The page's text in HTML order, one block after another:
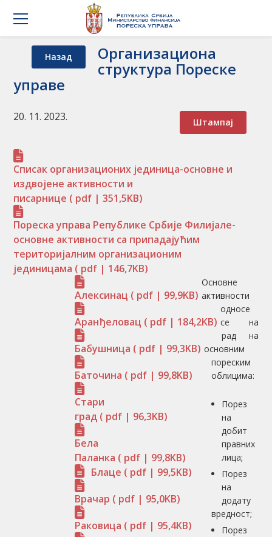
Назад Организациона
структура Пореске
управе
Штампај
20. 11. 2023.
Списак организационих јединица-основне и
издвојене активности и
писарнице ( pdf | 351,5KB)
Пореска управа Републике Србије Филијале-
основне активности са припадајућим
територијалним организационим
јединицама ( pdf | 146,7KB)
Алексинац ( pdf | 99,9KB)
Аранђеловац ( pdf | 184,2KB)
Бабушница ( pdf | 99,3KB)
Баточина ( pdf | 99,8KB)
Стари
град ( pdf | 96,3KB)
Бела
Паланка ( pdf | 99,8KB)
Блаце ( pdf | 99,5KB)
Врачар ( pdf | 95,0KB)
Раковица ( pdf | 95,4KB)
Основне
активности
односе
се на
рад на
основним
пореским
облицима:
Порез
на
добит
правних
лица;
Порез
на
додату
вредност;
Порез